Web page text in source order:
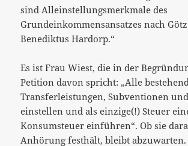
sind Alleinstellungsmerkmale des
Grundeinkommensansatzes nach
Benediktus Hardorp.“
Es ist Frau Wiest, die in der
Petition davon spricht: „Alle
Transferleistungen, Subventionen
einstellen und als einzige(!) Steuer
Konsumsteuer einführen“. Ob sie
Anhörung festhält, bleibt